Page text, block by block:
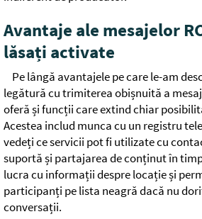
Avantaje ale mesajelor
lăsați activate
Pe lângă avantajele pe care le-am
legătură cu trimiterea obișnuită a
oferă și funcții care extind chiar
Acestea includ munca cu un registru
vedeți ce servicii pot fi utilizate cu
suportă și partajarea de conținut în
lucra cu informații despre locație și
participanți pe lista neagră dacă nu
conversații.